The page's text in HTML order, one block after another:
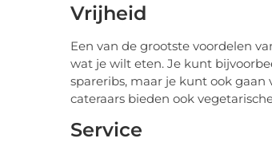
Vrijheid
Een van de grootste voordelen
wat je wilt eten. Je kunt
spareribs, maar je kunt ook
cateraars bieden ook
Service